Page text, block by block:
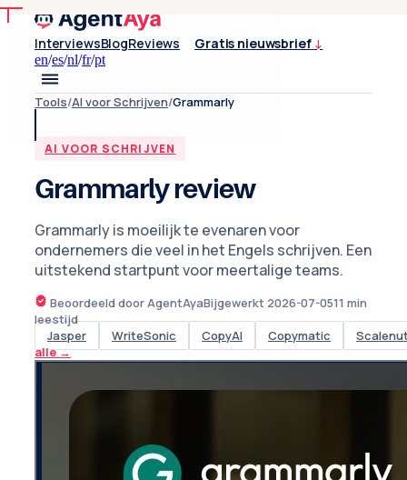
InterviewsBlogReviews Gratis nieuwsbrief ↓
en/es/nl/fr/pt
Tools/AI voor Schrijven/Grammarly
AI VOOR SCHRIJVEN
Grammarly review
Grammarly is moeilijk te evenaren voor
ondernemers die veel in het Engels schrijven. Een
uitstekend startpunt voor meertalige teams.
Beoordeeld door AgentAyaBijgewerkt 2026-07-0511 min
leestijd
Jasper
WriteSonic CopyAI Copymatic
alle→